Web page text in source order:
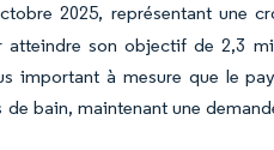
2025, représentant une
son objectif de 2,3
important à mesure que le
bain, maintenant une